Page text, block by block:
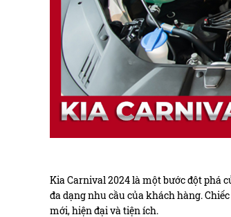
Kia Carnival 2024 là một bước đột phá
đa dạng nhu cầu của khách hàng.
mới, hiện đại và tiện ích.